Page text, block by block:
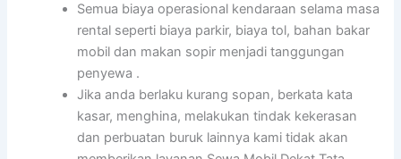
Semua biaya operasional kendaraan selama masa
rental seperti biaya parkir, biaya tol, bahan bakar
mobil dan makan sopir menjadi tanggungan
penyewa .
Jika anda berlaku kurang sopan, berkata kata
kasar, menghina, melakukan tindak kekerasan
dan perbuatan buruk lainnya kami tidak akan